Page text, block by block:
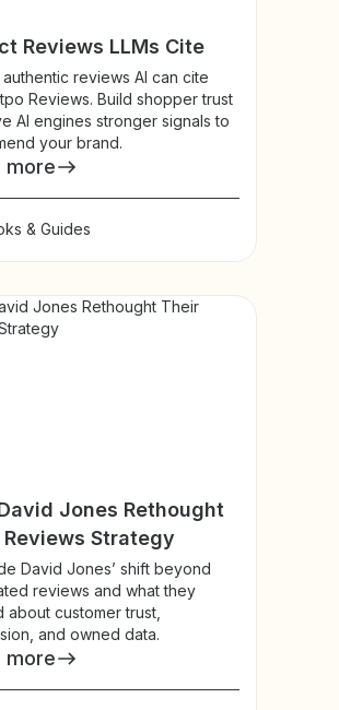
Reviews LLMs Cite
reviews AI can cite
Reviews. Build shopper trust
AI engines stronger signals to
your brand.
more
& Guides
Jones Rethought
Reviews Strategy
David Jones’ shift beyond
reviews and what they
about customer trust,
and owned data.
more